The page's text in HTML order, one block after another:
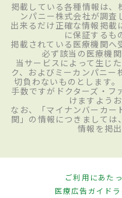
掲載している各種情報は、
ンパニー株式会社が調査
出来るだけ正確な情報掲載
に保証するも
掲載されている医療機関へ
必ず該当の医療機
当サービスによって生じ
ク、およびミーカンパニー
切負わないものとします
手数ですがドクターズ・フ
けますよう
なお、「マイナンバーカー
関」の情報につきましては
情報を掲
ご利用にあた
医療広告ガイド